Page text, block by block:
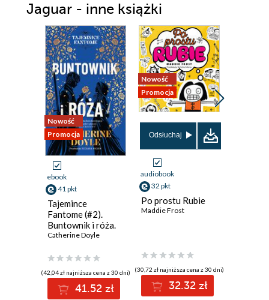
Rozdział 5
Rozdział 6
Rozdział 7
Rozdział 8
Rozdział 9
Rozdział 10
Rozdział 11
Rozdział 12
Rozdział 13
Rozdział 14
Rozdział 15
Rozdział 17
Rozdział 18
Jaguar - inne książki
Nowość
Promocja
ebook
41 pkt
Tajemince
Fantome (#2).
Buntownik i róża.
Tajemnice
Catherine Doyle
(42,04 zł najniższa cena z 30 dni)
41.52 zł
Nowość
Promocja
Odsłuchaj
audiobook
32 pkt
Po prostu Rubie
Maddie Frost
(30,72 zł najniższa cena z 30 dni)
32.32 zł